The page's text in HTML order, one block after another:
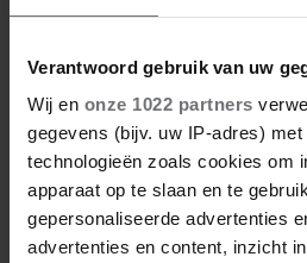
Verantwoord gebruik van uw
Wij en onze 1022 partners
gegevens (bijv. uw IP-adres) met
technologieën zoals cookies om
apparaat op te slaan en te
gepersonaliseerde advertenties
advertenties en content, inzicht